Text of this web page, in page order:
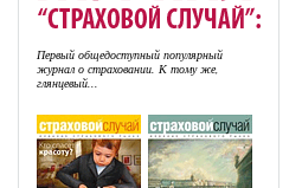
Первый общедоступный популярный
журнал о страховании. К тому же,
глянцевый...